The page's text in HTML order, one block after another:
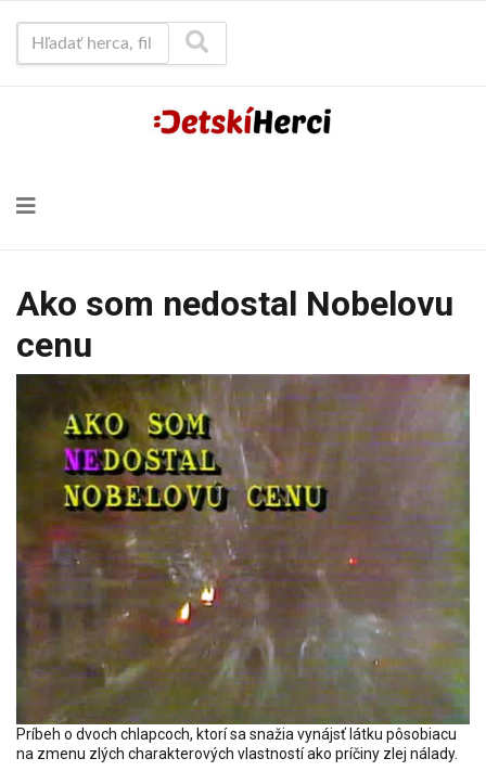
Ako som nedostal Nobelovu
cenu
Príbeh o dvoch chlapcoch, ktorí sa snažia vynájsť látku pôsobiacu
na zmenu zlých charakterových vlastností ako príčiny zlej nálady.